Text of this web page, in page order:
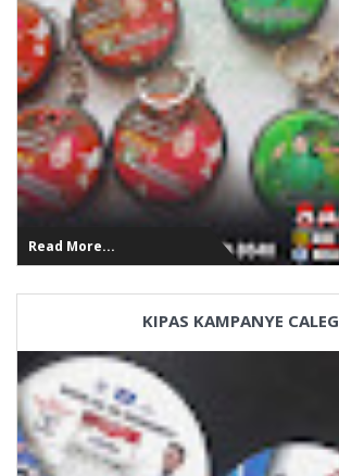
Read More...
KIPAS KAMPANYE CALEG